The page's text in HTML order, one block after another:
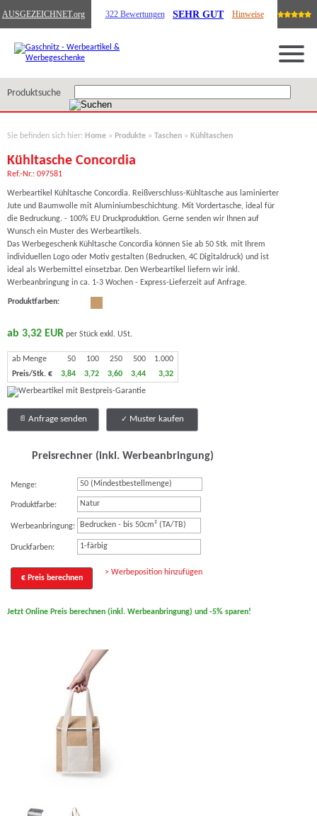
AUSGEZEICHNET.org 322 Bewertungen SEHR GUT Hinweise
Produktsuche
Sie befinden sich hier: Home » Produkte » Taschen » Kühltaschen
Kühltasche Concordia
Ref.-Nr.: 097581
Werbeartikel Kühltasche Concordia. Reißverschluss-Kühltasche aus laminierter
Jute und Baumwolle mit Aluminiumbeschichtung. Mit Vordertasche, ideal für
die Bedruckung. - 100% EU Druckproduktion. Gerne senden wir Ihnen auf
Wunsch ein Muster des Werbeartikels.
Das Werbegeschenk Kühltasche Concordia können Sie ab 50 Stk. mit Ihrem
individuellen Logo oder Motiv gestalten (Bedrucken, 4C Digitaldruck) und ist
ideal als Werbemittel einsetzbar. Den Werbeartikel liefern wir inkl.
Werbeanbringung in ca. 1-3 Wochen - Express-Lieferzeit auf Anfrage.
Produktfarben:
ab 3,32 EUR per Stück exkl. USt.
ab Menge 50 100 250 500
1.000
Preis/Stk. €
3,84 3,72 3,60 3,44 3,32
Anfrage senden Muster kaufen
Preisrechner (inkl. Werbeanbringung)
Menge:
Produktfarbe: Natur
Werbeanbringung: Bedrucken - bis 50cm² (TA/TB)
Druckfarben: 1-färbig
€ Preis berechnen
> Werbeposition hinzufügen
Jetzt Online Preis berechnen (inkl. Werbeanbringung) und -5% sparen!